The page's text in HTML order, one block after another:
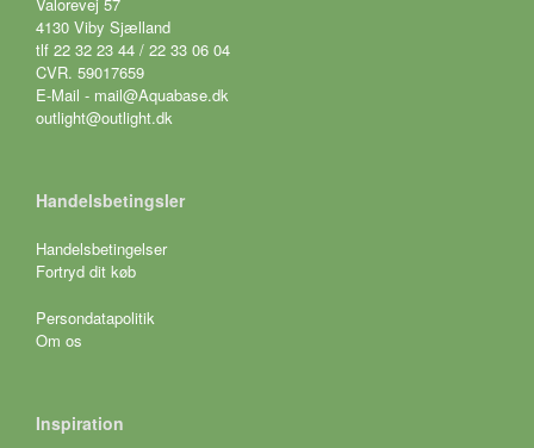
4130 Viby Sjælland
tlf 22 32 23 44 / 22 33 06 04
CVR. 59017659
E-Mail - mail@Aquabase.dk
outlight@outlight.dk
Handelsbetingsler
Handelsbetingelser
Fortryd dit køb
Persondatapolitik
Om os
Inspiration